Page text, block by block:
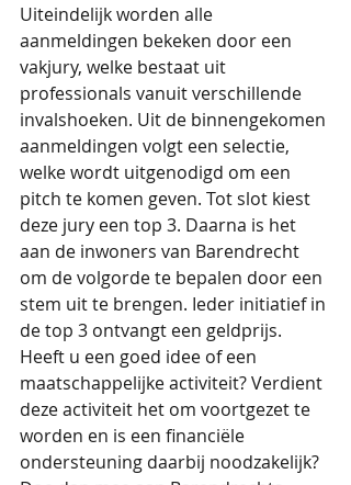
Uiteindelijk worden alle
aanmeldingen bekeken door een
vakjury, welke bestaat uit
professionals vanuit verschillende
invalshoeken. Uit de binnengekomen
aanmeldingen volgt een selectie,
welke wordt uitgenodigd om een
pitch te komen geven. Tot slot kiest
deze jury een top 3. Daarna is het
aan de inwoners van Barendrecht
om de volgorde te bepalen door een
stem uit te brengen. Ieder initiatief in
de top 3 ontvangt een geldprijs.
Heeft u een goed idee of een
maatschappelijke activiteit? Verdient
deze activiteit het om voortgezet te
worden en is een financiële
ondersteuning daarbij noodzakelijk?